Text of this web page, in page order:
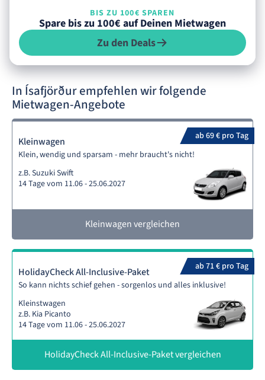
BIS ZU 100€ SPAREN
Spare bis zu 100€ auf Deinen Mietwagen
Zu den Deals
In Ísafjörður empfehlen wir folgende
Mietwagen-Angebote
ab 69 € pro Tag
Kleinwagen
Klein, wendig und sparsam - mehr braucht's nicht!
z.B. Suzuki Swift
14 Tage vom 11.06 - 25.06.2027
Kleinwagen vergleichen
ab 71 € pro Tag
HolidayCheck All-Inclusive-Paket
So kann nichts schief gehen - sorgenlos und alles inklusive!
Kleinstwagen
z.B. Kia Picanto
14 Tage vom 11.06 - 25.06.2027
HolidayCheck All-Inclusive-Paket vergleichen